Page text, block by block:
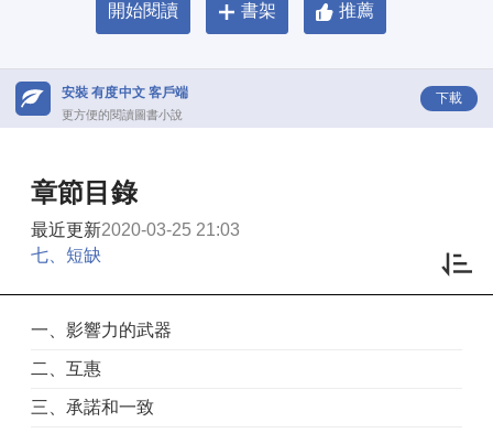
開始閱讀 書架 推薦
安裝 有度中文 客戶端
更方便的閱讀圖書小說
下載
章節目錄
最近更新2020-03-25 21:03
七、短缺
一、影響力的武器
二、互惠
三、承諾和一致